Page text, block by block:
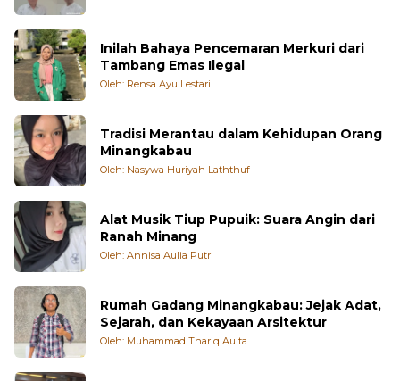
Inilah Bahaya Pencemaran Merkuri dari
Tambang Emas Ilegal
Oleh: Rensa Ayu Lestari
Tradisi Merantau dalam Kehidupan Orang
Minangkabau
Oleh: Nasywa Huriyah Laththuf
Alat Musik Tiup Pupuik: Suara Angin dari
Ranah Minang
Oleh: Annisa Aulia Putri
Rumah Gadang Minangkabau: Jejak Adat,
Sejarah, dan Kekayaan Arsitektur
Oleh: Muhammad Thariq Aulta